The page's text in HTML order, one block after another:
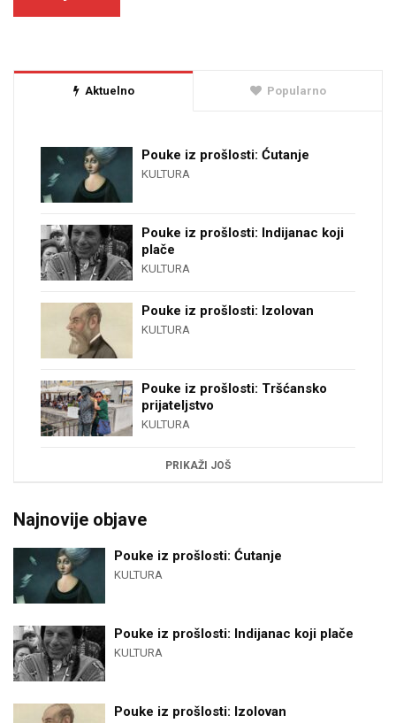
Aktuelno Popularno
Pouke iz prošlosti: Ćutanje
KULTURA
Pouke iz prošlosti: Indijanac koji
plače
KULTURA
Pouke iz prošlosti: Izolovan
KULTURA
Pouke iz prošlosti: Tršćansko
prijateljstvo
KULTURA
PRIKAŽI JOŠ
Najnovije objave
Pouke iz prošlosti: Ćutanje
KULTURA
Pouke iz prošlosti: Indijanac koji plače
KULTURA
Pouke iz prošlosti: Izolovan